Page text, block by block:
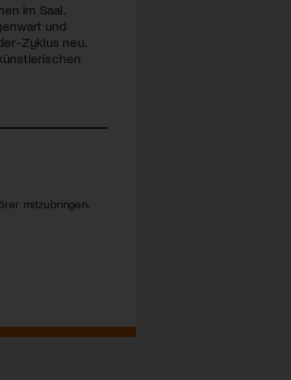
im Saal.
und
Zyklus neu.
mitzubringen.